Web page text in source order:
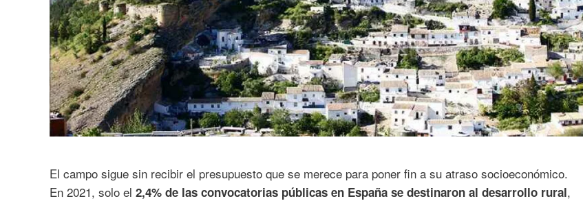
El campo sigue sin recibir el presupuesto que se merece para poner fin a su atraso socioeconómico.
En 2021, solo el 2,4% de las convocatorias públicas en España se destinaron al desarrollo rural,